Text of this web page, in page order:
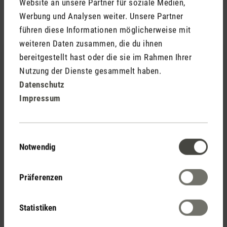
Website an unsere Partner für soziale Medien,
Werbung und Analysen weiter. Unsere Partner
führen diese Informationen möglicherweise mit
weiteren Daten zusammen, die du ihnen
bereitgestellt hast oder die sie im Rahmen Ihrer
Nutzung der Dienste gesammelt haben.
Datenschutz
Impressum
Notwendig
Präferenzen
Statistiken
3. Juli 2026 11:45
Bewertung mit 4 von 5 Sternen
Gerätedesign mit Alleinstellungsmerkmal
Ein auf dem Markt seltenes Gerät außerhalb der
Gerätegehäuse mit den Sensortasten und das
reduzierte Design war für mich das entscheidende
Kaufkriterium. Gerne hätte ich noch weitere Geräte
Versandverpackung beinhaltet hätte. Das Gerät wird
nach Rücksprache mit dem Kundenservice leider
auch nicht auf Kundenwunsch mit einer
sachgerechten Versandverpackung ausgeliefert.